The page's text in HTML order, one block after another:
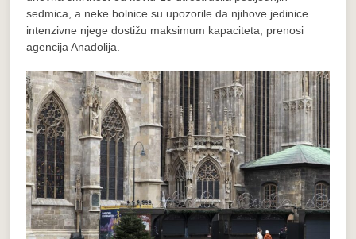
sedmica, a neke bolnice su upozorile da njihove jedinice
intenzivne njege dostižu maksimum kapaciteta, prenosi
agencija Anadolija.